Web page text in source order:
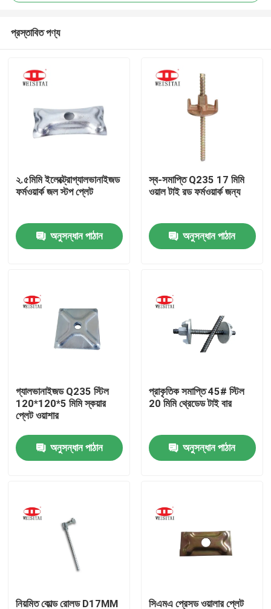
পণ্য
আমাদের সম্পর্কে
মান নিয়ন্ত্রণ
যোগাযোগ করুন
ইস্পাত ভারা পার্টস
ফ্রেম ভারা পার্টস
প্রস্তাবিত পণ্য
২.৫মিমি ইলেক্ট্রোগ্যালভানাইজড
ফর্মওয়ার্ক জল স্টপ প্লেট
অনুসন্ধান পাঠান
স্ব-সমাপ্তি Q235 17 মিমি
ওয়াল টাই রড ফর্মওয়ার্ক জন্য
অনুসন্ধান পাঠান
গ্যালভানাইজড Q235 স্টিল
120*120*5 মিমি স্কয়ার
প্লেট ওয়াশার
অনুসন্ধান পাঠান
প্রাকৃতিক সমাপ্তি 45# স্টিল
20 মিমি থ্রেডেড টাই বার
অনুসন্ধান পাঠান
নিয়মিত কোল্ড রোলড D17MM সিএমএ প্রেসড ওয়ালার প্লেট